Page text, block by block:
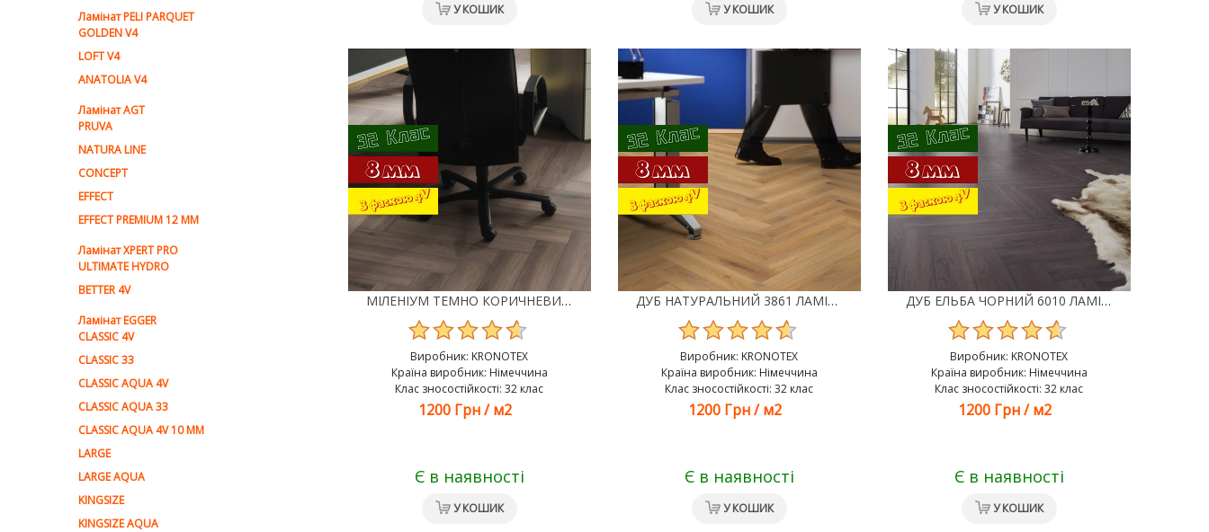
Ламiнат PELI PARQUET
GOLDEN V4
LOFT V4
ANATOLIA V4
Ламiнат AGT
PRUVA
NATURA LINE
CONCEPT
EFFECT
EFFECT PREMIUM 12 MM
Ламінат XPERT PRO
ULTIMATE HYDRO
BETTER 4V
Ламiнат EGGER
CLASSIC 4V
CLASSIC 33
CLASSIC AQUA 4V
CLASSIC AQUA 33
CLASSIC AQUA 4V 10 MM
LARGE
LARGE AQUA
KINGSIZE
KINGSIZE AQUA
У КОШИК У КОШИК У КОШИК
МІЛЕНІУМ ТЕМНО КОРИЧНЕВИЙ 3860 ЛАМІНАТ KRONOTEX HERRINGBONE
Виробник: KRONOTEX
Країна виробник: Німеччина
Клас зносостійкості: 32 клас
1200 Грн/м2
Є в наявності
У КОШИК
ДУБ НАТУРАЛЬНИЙ 3861 ЛАМІНАТ KRONOTEX HERRINGBONE
Виробник: KRONOTEX
Країна виробник: Німеччина
Клас зносостійкості: 32 клас
1200 Грн/м2
Є в наявності
У КОШИК
ДУБ ЕЛЬБА ЧОРНИЙ 6010 ЛАМІНАТ KRONOTEX HERRINGBONE
Виробник: KRONOTEX
Країна виробник: Німеччина
Клас зносостійкості: 32 клас
1200 Грн/м2
Є в наявності
У КОШИК